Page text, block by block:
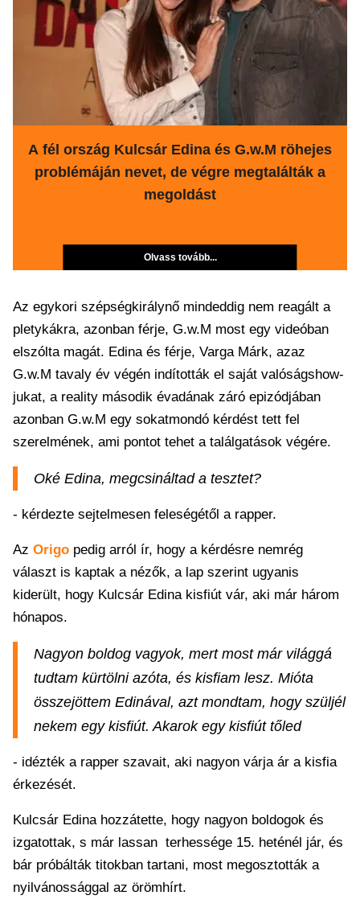
A fél ország Kulcsár Edina és G.w.M röhejes
problémáján nevet, de végre megtalálták a
megoldást
Olvass tovább...
Az egykori szépségkirálynő mindeddig nem reagált a
pletykákra, azonban férje, G.w.M most egy videóban
elszólta magát. Edina és férje, Varga Márk, azaz
G.w.M tavaly év végén indították el saját valóságshow-
jukat, a reality második évadának záró epizódjában
azonban G.w.M egy sokatmondó kérdést tett fel
szerelmének, ami pontot tehet a találgatások végére.
Oké Edina, megcsináltad a tesztet?
- kérdezte sejtelmesen feleségétől a rapper.
Az Origo pedig arról ír, hogy a kérdésre nemrég
választ is kaptak a nézők, a lap szerint ugyanis
kiderült, hogy Kulcsár Edina kisfiút vár, aki már három
hónapos.
Nagyon boldog vagyok, mert most már világgá
tudtam kürtölni azóta, és kisfiam lesz. Mióta
összejöttem Edinával, azt mondtam, hogy szüljél
nekem egy kisfiút. Akarok egy kisfiút tőled
- idézték a rapper szavait, aki nagyon várja ár a kisfia
érkezését.
Kulcsár Edina hozzátette, hogy nagyon boldogok és
izgatottak, s már lassan terhessége 15. heténél jár, és
bár próbálták titokban tartani, most megosztották a
nyilvánossággal az örömhírt.